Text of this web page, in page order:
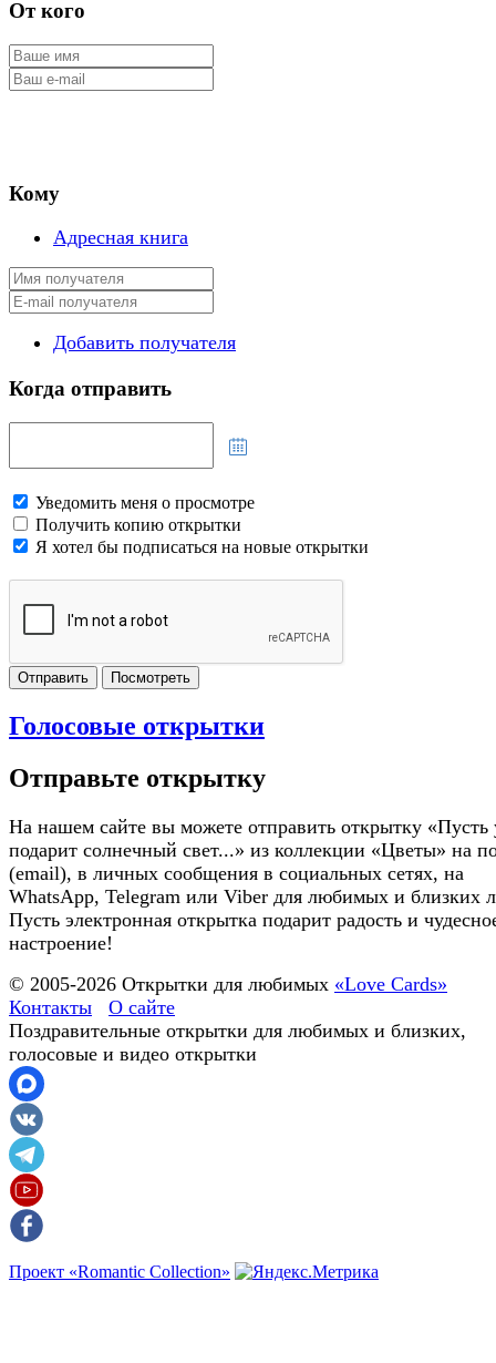
От кого
Кому
Адресная книга
Добавить получателя
Когда отправить
Уведомить меня о просмотре
Получить копию открытки
Я хотел бы подписаться на новые открытки
Отправить Посмотреть
Голосовые открытки
Отправьте открытку
На нашем сайте вы можете отправить открытку «Пусть
подарит солнечный свет...» из коллекции «Цветы» на
(email), в личных сообщения в социальных сетях, на
WhatsApp, Telegram или Viber для любимых и близких
Пусть электронная открытка подарит радость и
настроение!
© 2005-2026 Открытки для любимых «Love Cards»
Контакты
О сайте
Поздравительные открытки для любимых и близких,
голосовые и видео открытки
Проект «Romantic Collection»